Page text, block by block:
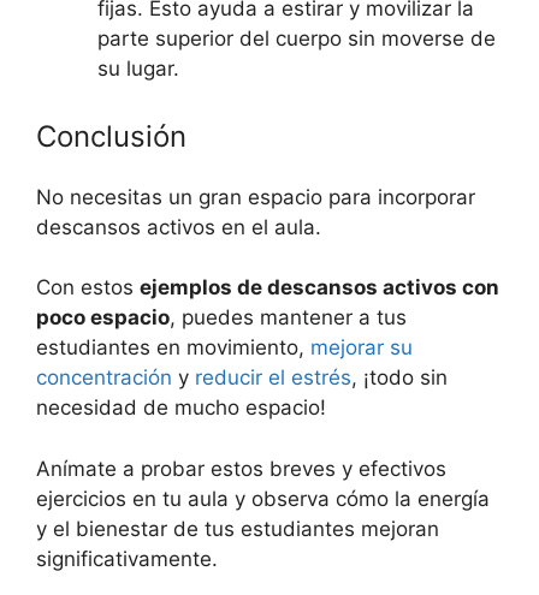
fijas. Esto ayuda a estirar y movilizar la
parte superior del cuerpo sin moverse de
su lugar.
Conclusión
No necesitas un gran espacio para incorporar
descansos activos en el aula.
Con estos ejemplos de descansos activos con
poco espacio, puedes mantener a tus
estudiantes en movimiento, mejorar su
concentración y reducir el estrés, ¡todo sin
necesidad de mucho espacio!
Anímate a probar estos breves y efectivos
ejercicios en tu aula y observa cómo la energía
y el bienestar de tus estudiantes mejoran
significativamente.